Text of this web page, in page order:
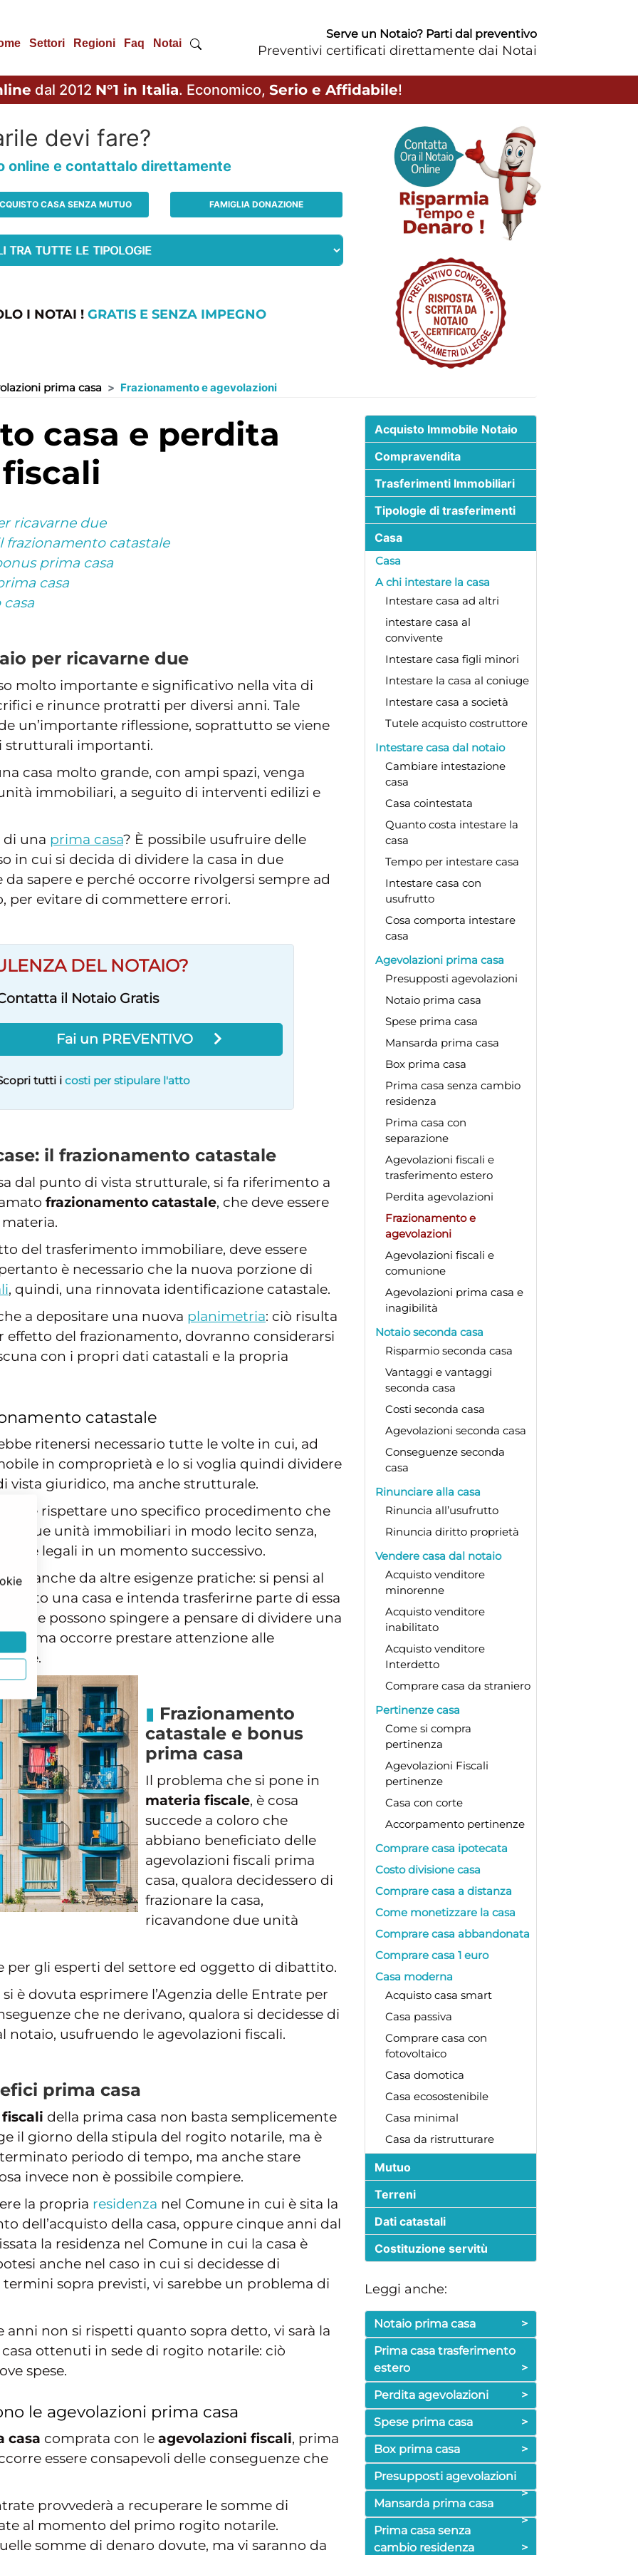
Settori Regioni Faq Notai
Serve un Notaio? Parti dal preventivo
Preventivi certificati direttamente dai Notai
dal 2012 N°1 in Italia. Economico, Serio e Affidabile!
devi fare?
online e contattalo direttamente
CASA SENZA MUTUO FAMIGLIA DONAZIONE
I NOTAI ! GRATIS E SENZA IMPEGNO
prima casa Frazionamento e agevolazioni
ricavarne due
frazionamento catastale
prima casa
casa
per ricavarne due
molto importante e significativo nella vita di
e rinunce protratti per diversi anni. Tale
un’importante riflessione, soprattutto se viene
strutturali importanti.
casa molto grande, con ampi spazi, venga
immobiliari, a seguito di interventi edilizi e
di una prima casa? È possibile usufruire delle
in cui si decida di dividere la casa in due
da sapere e perché occorre rivolgersi sempre ad
per evitare di commettere errori.
DEL NOTAIO?
il Notaio Gratis
Fai un PREVENTIVO
tutti i costi per stipulare l'atto
il frazionamento catastale
dal punto di vista strutturale, si fa riferimento a
frazionamento catastale, che deve essere
del trasferimento immobiliare, deve essere
è necessario che la nuova porzione di
, quindi, una rinnovata identificazione catastale.
a depositare una nuova planimetria: ciò risulta
del frazionamento, dovranno considerarsi
con i propri dati catastali e la propria
catastale
ritenersi necessario tutte le volte in cui, ad
in comproprietà e lo si voglia quindi dividere
vista giuridico, ma anche strutturale.
dire rispettare uno specifico procedimento che
due unità immobiliari in modo lecito senza,
e legali in un momento successivo.
anche da altre esigenze pratiche: si pensi al
una casa e intenda trasferirne parte di essa
che possono spingere a pensare di dividere una
ma occorre prestare attenzione alle
Frazionamento
catastale e bonus
prima casa
Il problema che si pone in
materia fiscale, è cosa
succede a coloro che
abbiano beneficiato delle
agevolazioni fiscali prima
casa, qualora decidessero di
frazionare la casa,
ricavandone due unità
per gli esperti del settore ed oggetto di dibattito.
è dovuta esprimere l’Agenzia delle Entrate per
che ne derivano, qualora si decidesse di
notaio, usufruendo le agevolazioni fiscali.
prima casa
della prima casa non basta semplicemente
il giorno della stipula del rogito notarile, ma è
periodo di tempo, ma anche stare
invece non è possibile compiere.
la propria residenza nel Comune in cui è sita la
dell’acquisto della casa, oppure cinque anni dal
la residenza nel Comune in cui la casa è
anche nel caso in cui si decidesse di
sopra previsti, vi sarebbe un problema di
anni non si rispetti quanto sopra detto, vi sarà la
ottenuti in sede di rogito notarile: ciò
spese.
le agevolazioni prima casa
casa comprata con le agevolazioni fiscali, prima
essere consapevoli delle conseguenze che
provvederà a recuperare le somme di
al momento del primo rogito notarile.
somme di denaro dovute, ma vi saranno da
Acquisto Immobile Notaio
Compravendita
Trasferimenti Immobiliari
Tipologie di trasferimenti
Casa
Casa
A chi intestare la casa
Intestare casa ad altri
intestare casa al
convivente
Intestare casa figli minori
Intestare la casa al coniuge
Intestare casa a società
Tutele acquisto costruttore
Intestare casa dal notaio
Cambiare intestazione
casa
Casa cointestata
Quanto costa intestare la
casa
Tempo per intestare casa
Intestare casa con
usufrutto
Cosa comporta intestare
casa
Agevolazioni prima casa
Presupposti agevolazioni
Notaio prima casa
Spese prima casa
Mansarda prima casa
Box prima casa
Prima casa senza cambio
residenza
Prima casa con
separazione
Agevolazioni fiscali e
trasferimento estero
Perdita agevolazioni
Frazionamento e
agevolazioni
Agevolazioni fiscali e
comunione
Agevolazioni prima casa e
inagibilità
Notaio seconda casa
Risparmio seconda casa
Vantaggi e vantaggi
seconda casa
Costi seconda casa
Agevolazioni seconda casa
Conseguenze seconda
casa
Rinunciare alla casa
Rinuncia all’usufrutto
Rinuncia diritto proprietà
Vendere casa dal notaio
Acquisto venditore
minorenne
Acquisto venditore
inabilitato
Acquisto venditore
Interdetto
Comprare casa da straniero
Pertinenze casa
Come si compra
pertinenza
Agevolazioni Fiscali
pertinenze
Casa con corte
Accorpamento pertinenze
Comprare casa ipotecata
Costo divisione casa
Comprare casa a distanza
Come monetizzare la casa
Comprare casa abbandonata
Comprare casa 1 euro
Casa moderna
Acquisto casa smart
Casa passiva
Comprare casa con
fotovoltaico
Casa domotica
Casa ecosostenibile
Casa minimal
Casa da ristrutturare
Mutuo
Terreni
Dati catastali
Costituzione servitù
Leggi anche:
Notaio prima casa
>
Prima casa trasferimento
estero
>
Perdita agevolazioni
>
Spese prima casa
>
Box prima casa
>
Presupposti agevolazioni
>
Mansarda prima casa
>
Prima casa senza
cambio residenza
>